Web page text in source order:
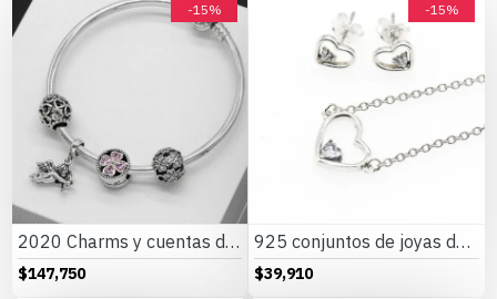
-15%
2020 Charms y cuentas de corazón, pulseras románticas de Cupido de circón rosa, joyería DIY, corazones en toda la prenda
$147,750
-15%
925 conjuntos de joyas de plata para 2019 conjunto de collares de corazón de amor para mujer regalo de joyería de boda
$39,910